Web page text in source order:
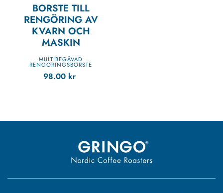
BORSTE TILL
RENGÖRING AV
KVARN OCH
MASKIN
MULTIBEGÅVAD
RENGÖRINGSBORSTE
98.00 kr